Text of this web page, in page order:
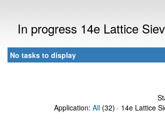
In progress 14e Lattice
No tasks to display
Application: All (32) · 14e Lattice